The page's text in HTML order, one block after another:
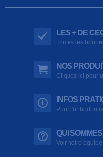
LES + DE
Toutes les
NOS
Cliquez ici pour
INFOS
Pour
QUI
Voir notre équipe